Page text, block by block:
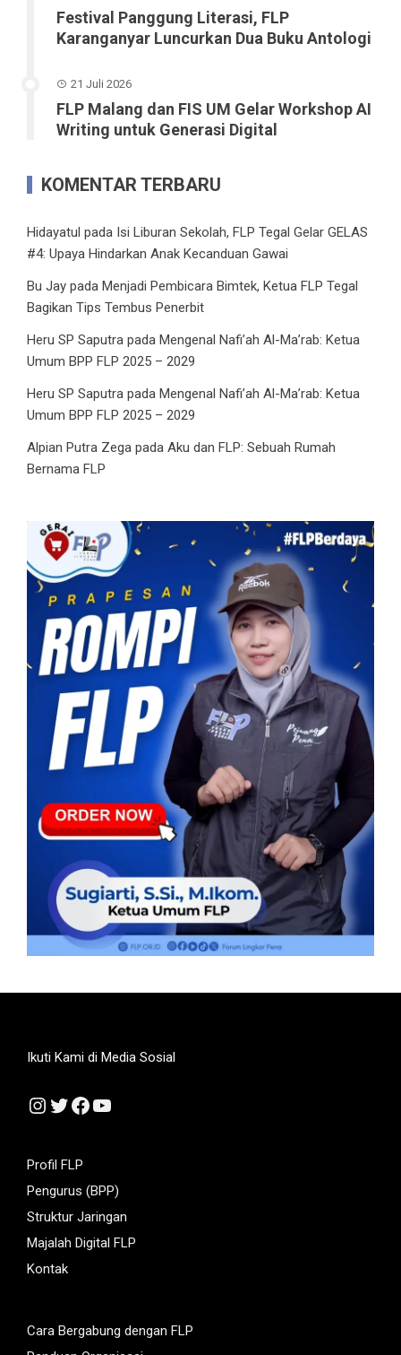
Festival Panggung Literasi, FLP
Karanganyar Luncurkan Dua Buku Antologi
21 Juli 2026
FLP Malang dan FIS UM Gelar Workshop AI
Writing untuk Generasi Digital
KOMENTAR TERBARU
Hidayatul pada Isi Liburan Sekolah, FLP Tegal Gelar GELAS
#4: Upaya Hindarkan Anak Kecanduan Gawai
Bu Jay pada Menjadi Pembicara Bimtek, Ketua FLP Tegal
Bagikan Tips Tembus Penerbit
Heru SP Saputra pada Mengenal Nafi’ah Al-Ma’rab: Ketua
Umum BPP FLP 2025 – 2029
Heru SP Saputra pada Mengenal Nafi’ah Al-Ma’rab: Ketua
Umum BPP FLP 2025 – 2029
Alpian Putra Zega pada Aku dan FLP: Sebuah Rumah
Bernama FLP
Ikuti Kami di Media Sosial
Instagram
Twitter
Facebook
YouTube
Profil FLP
Pengurus (BPP)
Struktur Jaringan
Majalah Digital FLP
Kontak
Cara Bergabung dengan FLP